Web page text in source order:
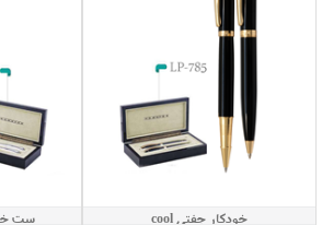
خودکار جفتی cool ست